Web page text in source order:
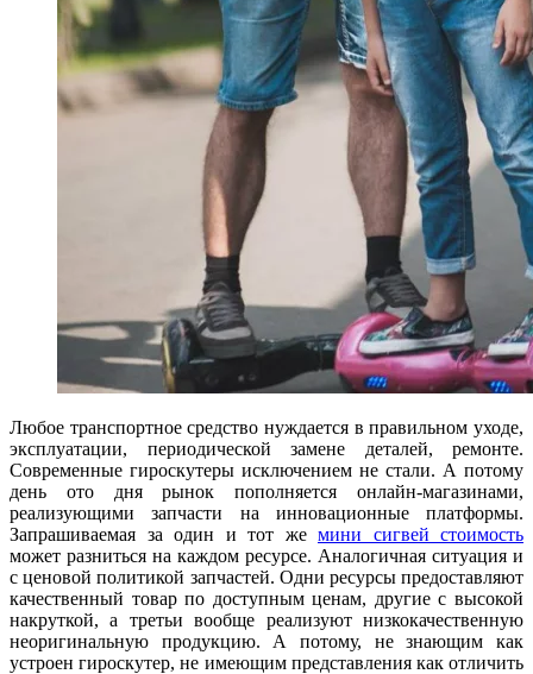
Любое транспортное средство нуждается в правильном уходе,
эксплуатации, периодической замене деталей, ремонте.
Современные гироскутеры исключением не стали. А потому
день ото дня рынок пополняется онлайн-магазинами,
реализующими запчасти на инновационные платформы.
Запрашиваемая за один и тот же мини сигвей стоимость
может разниться на каждом ресурсе. Аналогичная ситуация и
с ценовой политикой запчастей. Одни ресурсы предоставляют
качественный товар по доступным ценам, другие с высокой
накруткой, а третьи вообще реализуют низкокачественную
неоригинальную продукцию. А потому, не знающим как
устроен гироскутер, не имеющим представления как отличить